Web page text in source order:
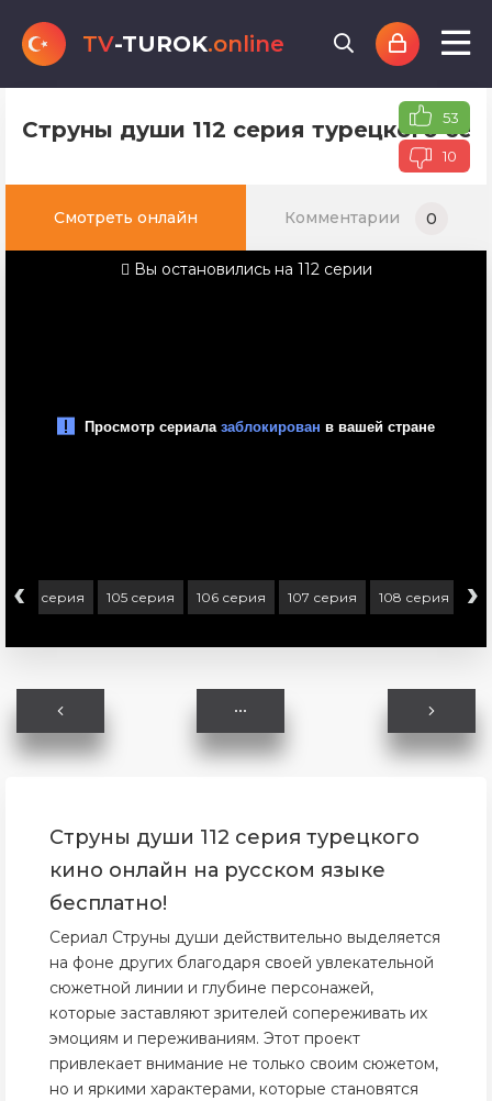
TV-TUROK.online
Струны души 112 серия турецкого 53
10
Смотреть онлайн Комментарии 0
Вы остановились на 112 серии
‹
104 серия 105 серия 106 серия 107 серия 108 серия ›
Струны души 112 серия турецкого
кино онлайн на русском языке
бесплатно!
Сериал Струны души действительно выделяется
на фоне других благодаря своей увлекательной
сюжетной линии и глубине персонажей,
которые заставляют зрителей сопереживать их
эмоциям и переживаниям. Этот проект
привлекает внимание не только своим сюжетом,
но и яркими характерами, которые становятся